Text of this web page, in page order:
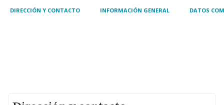
DIRECCIÓN Y CONTACTO INFORMACIÓN GENERAL DATOS